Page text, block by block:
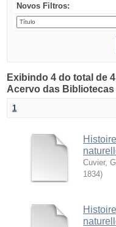
Novos Filtros:
Exibindo 4 do total de
Acervo das Bibliotecas
1
Cuvier,
1834)